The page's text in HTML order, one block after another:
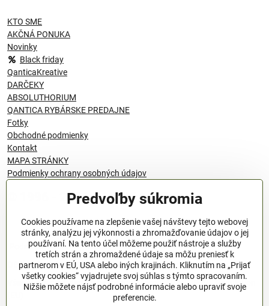
KTO SME
AKČNÁ PONUKA
Novinky
Black friday
QanticaKreative
DARČEKY
ABSOLUTHORIUM
QANTICA RYBÁRSKE PREDAJNE
Fotky
Obchodné podmienky
Kontakt
MAPA STRÁNKY
Podmienky ochrany osobných údajov
© 1996 - 2024 QANTICA S.R.O
Podmienky ochrany osobných údajov
OBCHODNÉ PODMIENKY
Všeobecné nariadenie o bezpečnosti produktov (GPSR), Regulation
Predvoľby súkromia
Cookies používame na zlepšenie vašej návštevy tejto webovej
stránky, analýzu jej výkonnosti a zhromažďovanie údajov o jej
používaní. Na tento účel môžeme použiť nástroje a služby
tretích strán a zhromaždené údaje sa môžu preniesť k
partnerom v EÚ, USA alebo iných krajinách. Kliknutím na „Prijať
všetky cookies“ vyjadrujete svoj súhlas s týmto spracovaním.
Nižšie môžete nájsť podrobné informácie alebo upraviť svoje
preferencie.